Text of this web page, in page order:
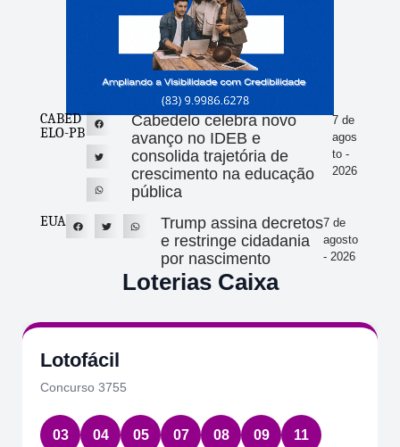
CABED
ELO-PB
Cabedelo celebra novo
avanço no IDEB e
consolida trajetória de
crescimento na educação
pública
7 de
agos
to -
2026
EUA
Trump assina decretos
e restringe cidadania
por nascimento
7 de
agosto
- 2026
Loterias Caixa
Lotofácil
Concurso 3755
03 04 05 07 08 09 11